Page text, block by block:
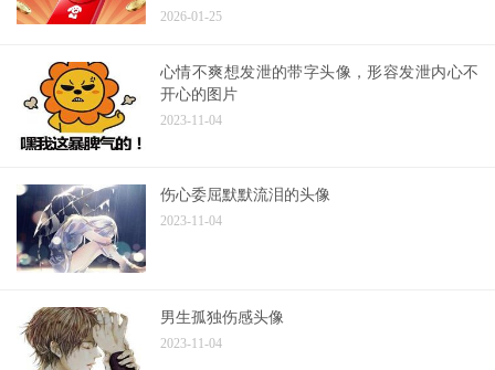
2026-01-25
心情不爽想发泄的带字头像，形容发泄内心不
开心的图片
2023-11-04
伤心委屈默默流泪的头像
2023-11-04
男生孤独伤感头像
2023-11-04